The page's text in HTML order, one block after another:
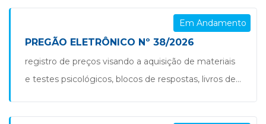
pavimentação, ensaios deflectométricos e
sondagens à percussão (spt), visando o
dimensionamento, diagnóstico e ensaios
geotécnicos em vias públicas, conforme
especificações e quantitativos constantes no termo
Em Andamento
PREGÃO ELETRÔNICO Nº 38/2026
registro de preços visando a aquisição de materiais
e testes psicológicos, blocos de respostas, livros de
demandas da secretaria municipal de educação,